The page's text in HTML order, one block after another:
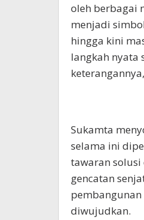
oleh berbagai
menjadi
hingga kini
langkah nyata
Sukamta
selama ini
tawaran
gencatan
diwujudkan.